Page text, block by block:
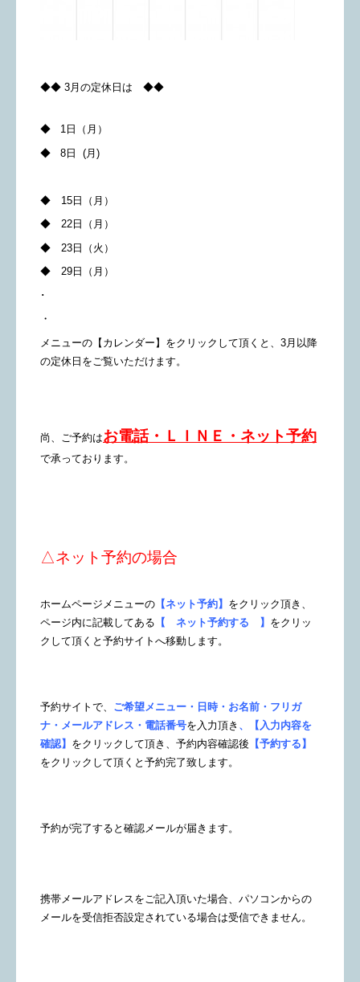
◆◆ 3月の定休日は ◆◆
◆ 1日（月）
◆ 8日 (月)
◆ 15日（月）
◆ 22日（月）
◆ 23日（火）
◆ 29日（月）
･
・
メニューの【カレンダー】をクリックして頂くと、3月以降
の定休日をご覧いただけます。
尚、ご予約はお電話・ＬＩＮＥ・ネット予約
で承っております。
△ネット予約の場合
ホームページメニューの 【ネット予約】 をクリック頂き、
ページ内に記載してある 【 ネット予約する 】 をクリッ
クして頂くと予約サイトへ移動します。
予約サイトで、 ご希望メニュー・日時・お名前・フリガ
ナ・メールアドレス・電話番号を入力頂き 、【入力内容を
確認】 をクリックして頂き、予約内容確認後 【予約する】
をクリックして頂くと予約完了致します。
予約が完了すると確認メールが届きます。
携帯メールアドレスをご記入頂いた場合、パソコンからの
メールを受信拒否設定されている場合は受信できません。